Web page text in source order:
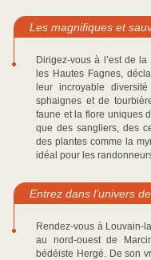
Les magnifiques et
Dirigez-vous à l’est de
les Hautes Fagnes,
leur incroyable
sphaignes et de
faune et la flore uniques
que des sangliers, des
des plantes comme la
idéal pour les
Entrez dans l’univers
Rendez-vous à Louvain-
au nord-ouest de
bédéiste Hergé. De son